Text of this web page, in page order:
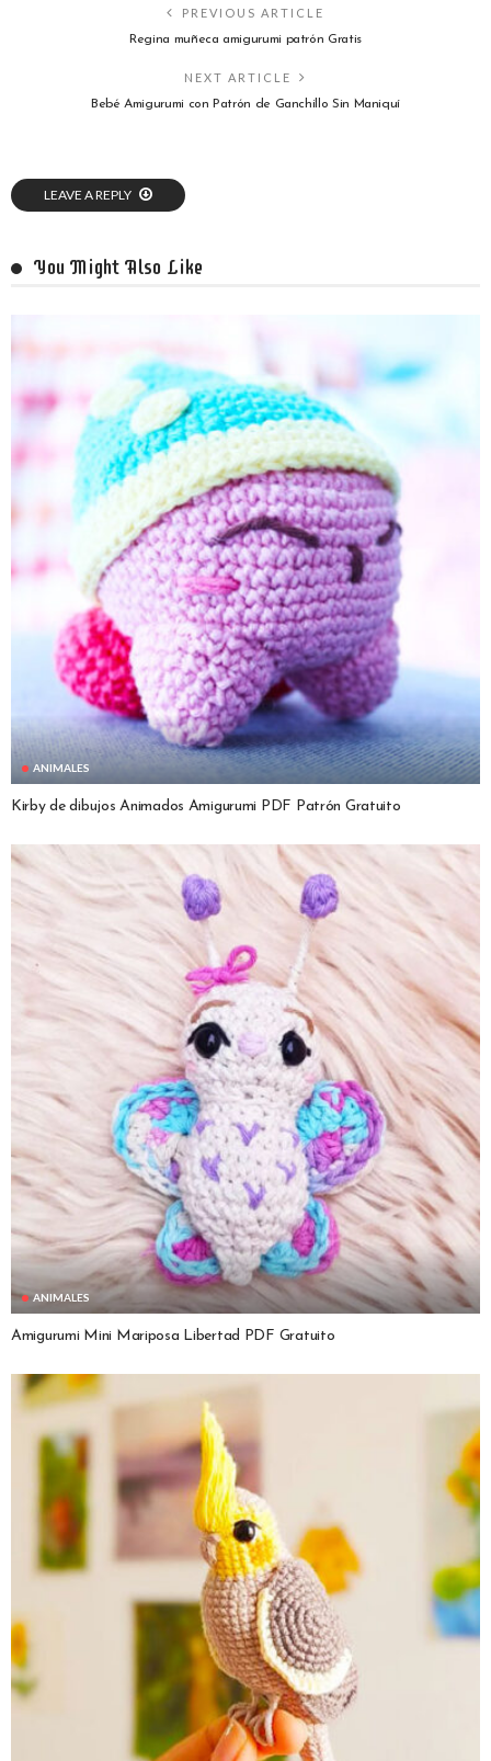
PREVIOUS ARTICLE
Regina muñeca amigurumi patrón Gratis
NEXT ARTICLE
Bebé Amigurumi con Patrón de Ganchillo Sin Maniquí
LEAVE A REPLY
You Might Also Like
ANIMALES
Kirby de dibujos Animados Amigurumi PDF Patrón Gratuito
ANIMALES
Amigurumi Mini Mariposa Libertad PDF Gratuito